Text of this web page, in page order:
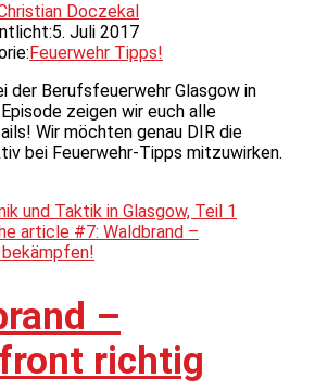
Doczekal
5. Juli 2017
Feuerwehr Tipps!
der Berufsfeuerwehr Glasgow in
zeigen wir euch alle
Wir möchten genau DIR die
bei Feuerwehr-Tipps mitzuwirken.
und Taktik in Glasgow, Teil 1
–
richtig